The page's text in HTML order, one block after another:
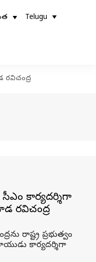
Telugu
రవిచంద్ర
సీఎం కార్యదర్శిగా
రవిచంద్ర
రాష్ట్ర ప్రభుత్వం
కార్యదర్శిగా